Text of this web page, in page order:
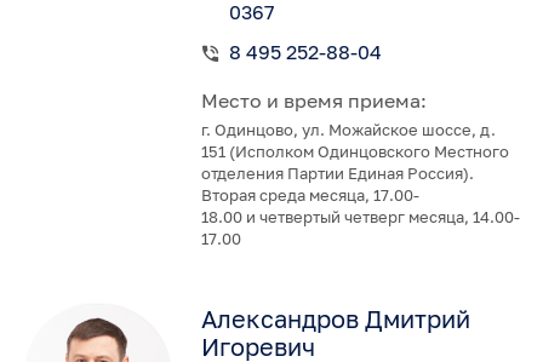
0367
8 495 252-88-04
Место и время приема:
г. Одинцово, ул. Можайское шоссе, д.
151 (Исполком Одинцовского Местного
отделения Партии Единая Россия).
Вторая среда месяца, 17.00-
18.00 и четвертый четверг месяца, 14.00-
17.00
Александров Дмитрий
Игоревич